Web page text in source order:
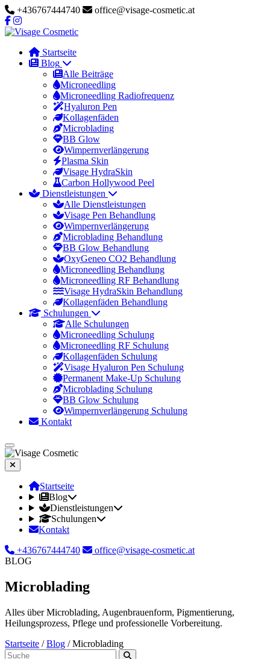
+436767444740 office@visage-cosmetic.at
Startseite
Blog
Alle Beiträge
Microneedling
Microneedling Radiofrequenz
Hyaluron Pen
Kollagenfäden
Microblading
BB Glow
Wimpernverlängerung
Plasma Skin
Visage HydraSkin
Carbon Hollywood Peel
Dienstleistungen
Alle Dienstleistungen
Visage Pen Behandlung
Wimpernverlängerung
Microblading Behandlung
BB Glow Behandlung
OxyGeneo CO2 Behandlung
Microneedling Behandlung
Microneedling RF Behandlung
Visage HydraSkin Behandlung
Kollagenfäden Behandlung
Schulungen
Alle Schulungen
Microneedling Schulung
Microneedling RF Schulung
Kollagenfäden Schulung
Visage Hyaluron Pen Schulung
Permanent Make-Up Schulung
Microblading Schulung
BB Glow Schulung
Wimpernverlängerung Schulung
Kontakt
Startseite
Blog
Dienstleistungen
Schulungen
Kontakt
+436767444740
office@visage-cosmetic.at
BLOG
Microblading
Alles über Microblading, Augenbrauenform, Pigmentierung,
Heilungsprozess, Pflege und professionelle Vorbereitung.
Startseite / Blog / Microblading
Blog durchsuchen